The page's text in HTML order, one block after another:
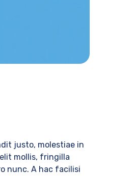
justo, molestiae in
mollis, fringilla
nunc. A hac facilisi